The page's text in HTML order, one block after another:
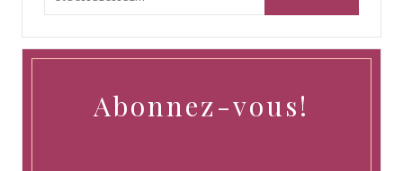
Abonnez-vous!